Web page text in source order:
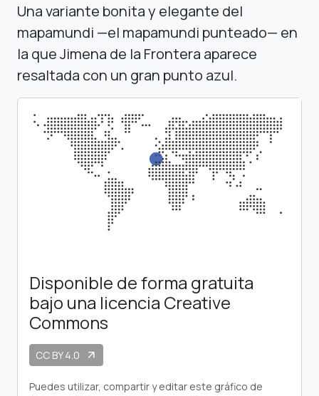
Una variante bonita y elegante del
mapamundi —el mapamundi punteado— en
la que Jimena de la Frontera aparece
resaltada con un gran punto azul.
Disponible de forma gratuita
bajo una licencia Creative
Commons
CC BY 4.0 arrow_outward
Puedes utilizar, compartir y editar este gráfico de